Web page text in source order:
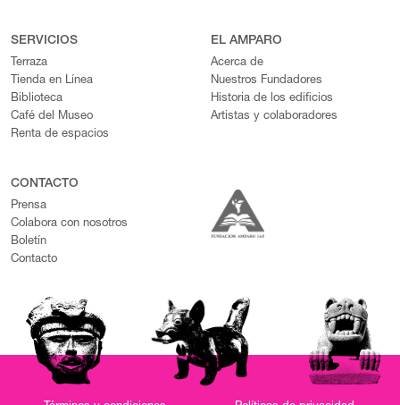
SERVICIOS
Terraza
Tienda en Línea
Biblioteca
Café del Museo
Renta de espacios
EL AMPARO
Acerca de
Nuestros Fundadores
Historia de los edificios
Artistas y colaboradores
CONTACTO
Prensa
Colabora con nosotros
Boletín
Contacto